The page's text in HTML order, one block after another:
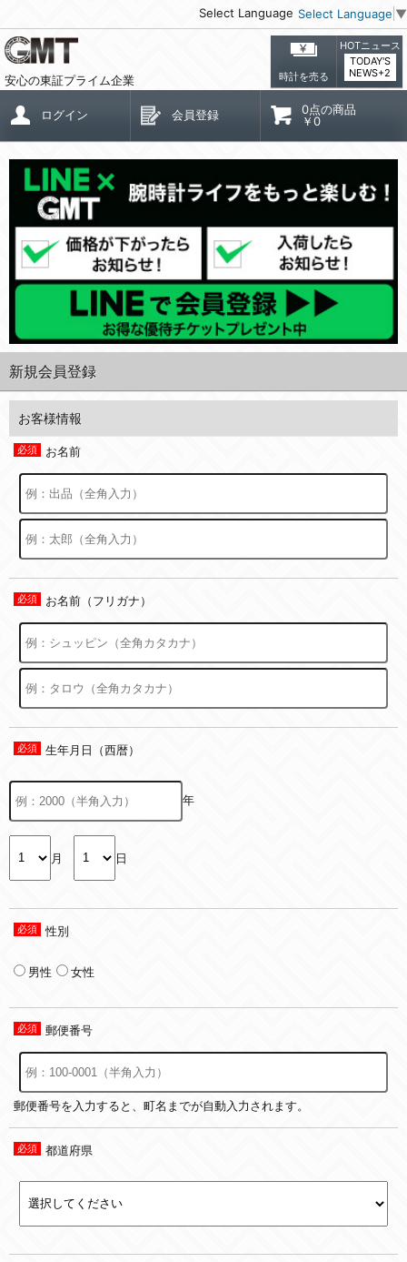
Select Language Select Language ▼
安心の東証プライム企業 時計を売る
HOTニュース
TODAY'S
NEWS+2
ログイン 会員登録
0点の商品
￥0
新規会員登録
お客様情報
お名前
お名前（フリガナ）
生年月日（西暦）
年
月 日
性別
男性 女性
郵便番号
郵便番号を入力すると、町名までが自動入力されます。
都道府県